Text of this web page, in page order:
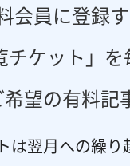
会員に登録
チケット」
望の有料記
は翌月への繰り